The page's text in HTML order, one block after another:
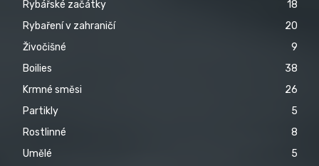
Rybářské začátky
18
Rybaření v zahraničí
20
Živočišné
9
Boilies
38
Krmné směsi
26
Partikly
5
Rostlinné
8
Umělé
5